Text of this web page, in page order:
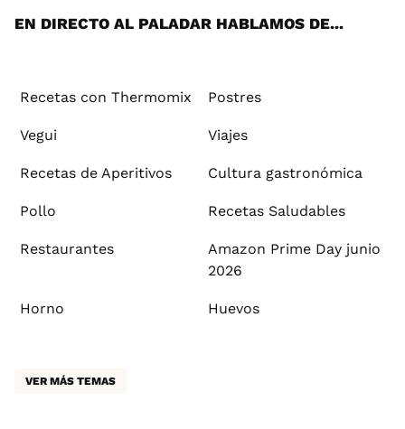
EN DIRECTO AL PALADAR HABLAMOS DE...
Recetas con Thermomix Postres
Vegui Viajes
Recetas de Aperitivos Cultura gastronómica
Pollo Recetas Saludables
Restaurantes
Amazon Prime Day junio
2026
Horno Huevos
VER MÁS TEMAS